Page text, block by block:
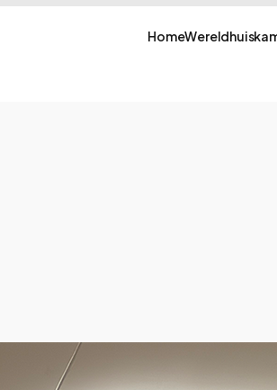
Home